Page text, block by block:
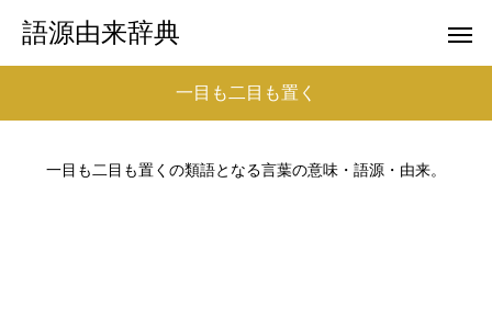
語源由来辞典
一目も二目も置く
一目も二目も置くの類語となる言葉の意味・語源・由来。